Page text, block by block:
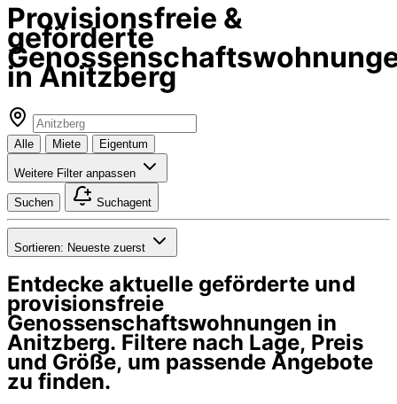
Provisionsfreie &
geförderte
in Anitzberg
Alle Miete Eigentum
Weitere Filter anpassen
Suchen Suchagent
Sortieren: Neueste zuerst
Entdecke aktuelle geförderte und
provisionsfreie
Genossenschaftswohnungen in
Anitzberg. Filtere nach Lage, Preis
und Größe, um passende Angebote
zu finden.